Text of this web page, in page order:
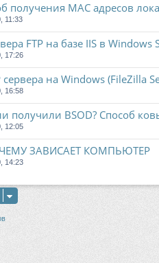
получения MAC адресов
11:33
FTP на базе IIS в Windows
17:26
сервера на Windows (FileZilla
16:58
получили BSOD? Способ
12:05
ЗАВИСАЕТ КОМПЬЮТЕР
14:23